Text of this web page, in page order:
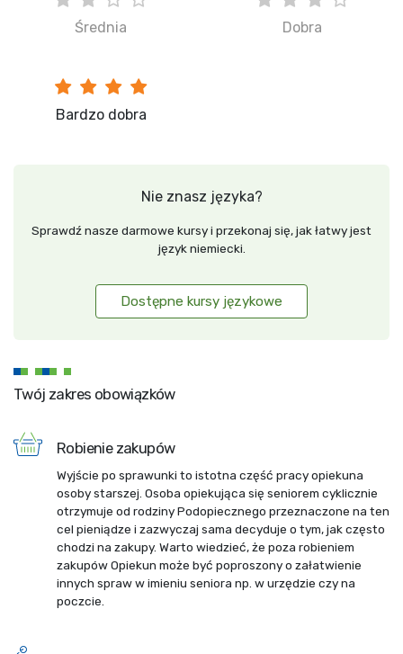
Średnia Dobra
Bardzo dobra
Nie znasz języka?
Sprawdź nasze darmowe kursy i przekonaj się, jak łatwy jest
język niemiecki.
Dostępne kursy językowe
Twój zakres obowiązków
Robienie zakupów
Wyjście po sprawunki to istotna część pracy opiekuna
osoby starszej. Osoba opiekująca się seniorem cyklicznie
otrzymuje od rodziny Podopiecznego przeznaczone na ten
cel pieniądze i zazwyczaj sama decyduje o tym, jak często
chodzi na zakupy. Warto wiedzieć, że poza robieniem
zakupów Opiekun może być poproszony o załatwienie
innych spraw w imieniu seniora np. w urzędzie czy na
poczcie.